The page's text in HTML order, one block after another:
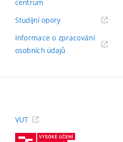
centrum
Studijní opory(externí
Informace o zpracování
osobních údajů(externí
VUT
(externí